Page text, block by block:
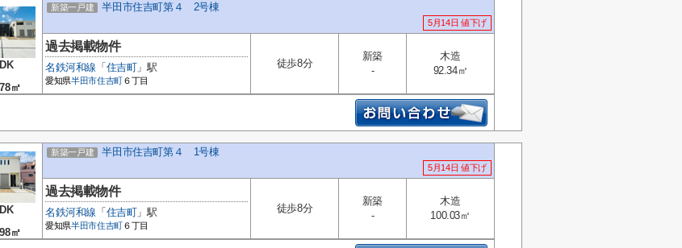
㎡
新築一戸建 半田市住吉町第４ 2号棟
5月14日 値下げ
過去掲載物件
名鉄河和線 「 住吉町」駅
愛知県半田市住吉町 ６丁目
徒歩8分
新築
-
木造
92.34㎡
㎡
新築一戸建 半田市住吉町第４ 1号棟
5月14日 値下げ
過去掲載物件
名鉄河和線 「 住吉町」駅
愛知県半田市住吉町 ６丁目
徒歩8分
新築
-
木造
100.03㎡